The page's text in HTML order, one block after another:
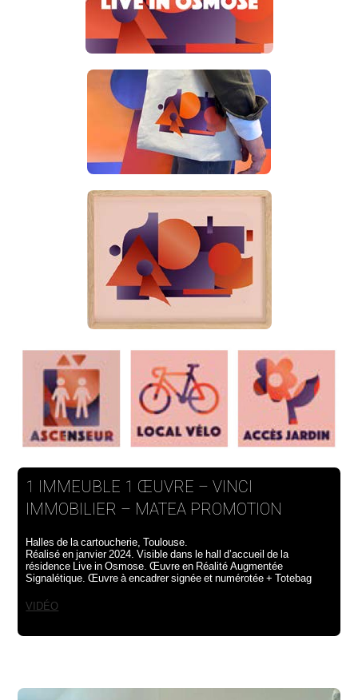
1 IMMEUBLE 1 ŒUVRE – VINCI
IMMOBILIER – MATEA PROMOTION
Halles de la cartoucherie, Toulouse.
Réalisé en janvier 2024. Visible dans le hall d’accueil de la
résidence Live in Osmose. Œuvre en Réalité Augmentée
Signalétique. Œuvre à encadrer signée et numérotée + Totebag
VIDÉO